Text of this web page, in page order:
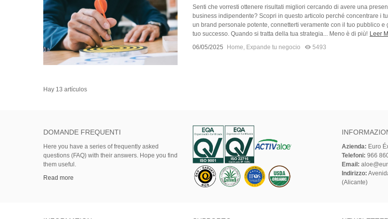
Senti che vorresti ottenere risultati migliori cercando di avere una
business indipendente? Scopri in questo articolo perché concentrare i
un brand personale potente, connetterti veramente con il tuo pubblico e
tuo successo. Quando si tratta della tua strategia... Meno è di più! Leer
06/05/2025
Home, Expande tu negocio 5493
Hay 13 artículos
DOMANDE FREQUENTI
Here you have a series of frequently asked
questions (FAQ) with their answers. Hope you find
them useful.
Read more
Azienda: Euro
Telefoni: 966
Email:
Indirizzo:
(Alicante)